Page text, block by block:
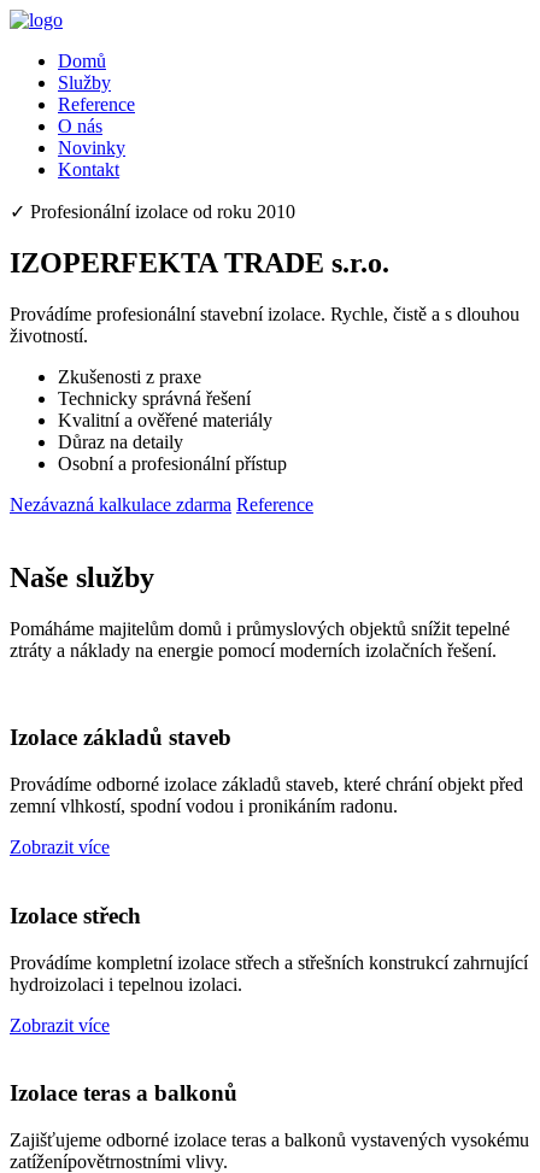
Domů
Služby
Reference
O nás
Novinky
Kontakt
✓ Profesionální izolace od roku 2010
IZOPERFEKTA TRADE s.r.o.
Provádíme profesionální stavební izolace. Rychle, čistě a s dlouhou
životností.
Zkušenosti z praxe
Technicky správná řešení
Kvalitní a ověřené materiály
Důraz na detaily
Osobní a profesionální přístup
Nezávazná kalkulace zdarma Reference
Naše služby
Pomáháme majitelům domů i průmyslových objektů snížit tepelné
ztráty a náklady na energie pomocí moderních izolačních řešení.
Izolace základů staveb
Provádíme odborné izolace základů staveb, které chrání objekt před
zemní vlhkostí, spodní vodou i pronikáním radonu.
Zobrazit více
Izolace střech
Provádíme kompletní izolace střech a střešních konstrukcí zahrnující
hydroizolaci i tepelnou izolaci.
Zobrazit více
Izolace teras a balkonů
Zajišťujeme odborné izolace teras a balkonů vystavených vysokému
zatíženípovětrnostními vlivy.